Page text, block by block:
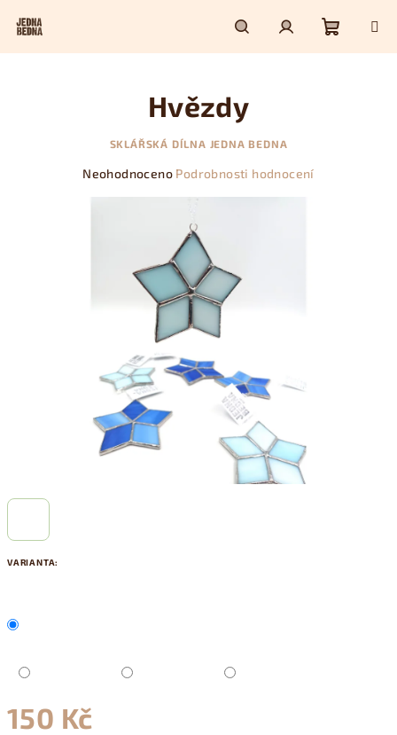
HledatPřihlášení
VARIANTA:
150 Kč
Hvězdy
SKLÁŘSKÁ DÍLNA JEDNA BEDNA
Průměrné
Neohodnoceno Podrobnosti hodnocení